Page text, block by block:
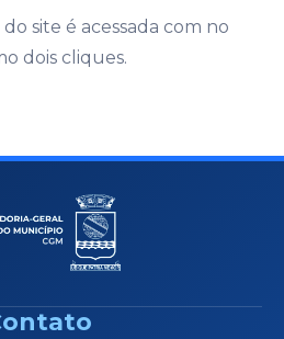
site é acessada com no
dois cliques.